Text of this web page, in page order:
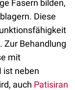
Fasern bilden,
Diese
Zur Behandlung
mit
ist neben
auch Patisiran